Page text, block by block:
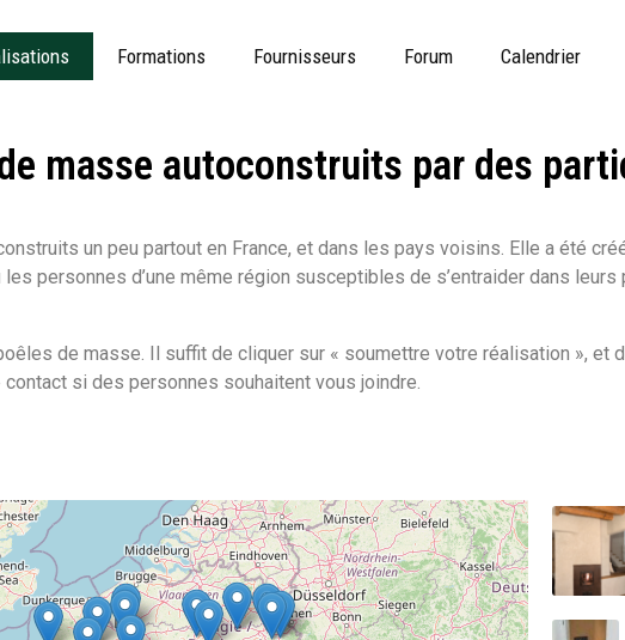
Formations Fournisseurs Forum Calendrier
masse autoconstruits par des
un peu partout en France, et dans les pays voisins. Elle a été
personnes d’une même région susceptibles de s’entraider dans
de masse. Il suffit de cliquer sur « soumettre votre réalisation », et
si des personnes souhaitent vous joindre.